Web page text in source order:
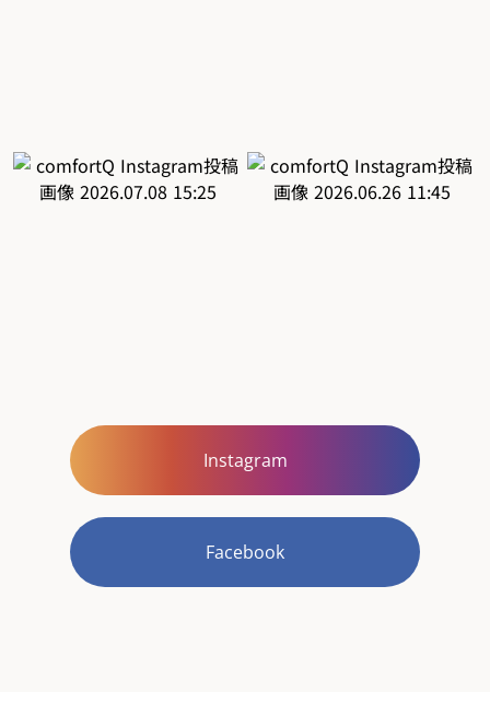
Instagram
Facebook